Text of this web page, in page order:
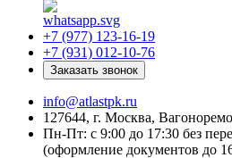
+7 (977) 123-16-19
+7 (931) 012-10-76
Заказать звонок
info@atlastpk.ru
127644, г. Москва,
Пн-Пт: с 9:00 до 17:30 без
(оформление документов до